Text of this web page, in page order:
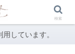
しています。
検索